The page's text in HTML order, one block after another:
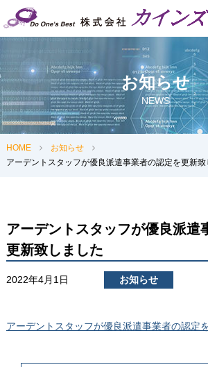
お知らせ
NEWS
HOME
お知らせ
アーデントスタッフが優良派遣事業者の認定を更新致
アーデントスタッフが優良派遣
更新致しました
2022年4月1日 お知らせ
アーデントスタッフが優良派遣事業者の認定